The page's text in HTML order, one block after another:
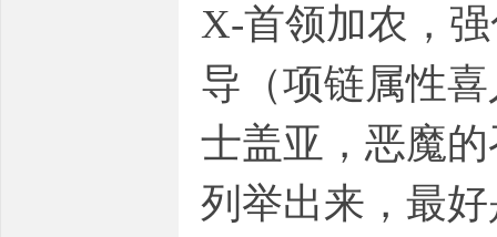
X-首领加农，
导（项链属性
士盖亚，恶魔
列举出来，最